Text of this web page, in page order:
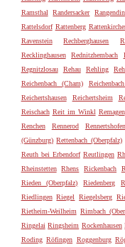
Ramsthal
Randersacker
Rattelsdorf Rattenberg
Ravenstein
Rechberghausen
Recklinghausen
Rednitzhembach
Regnitzlosau
Rehau Rehling
Reichenbach (Cham)
Reichertshausen
Reichertsheim
Reischach Reit im Winkl Remagen
Renchen
Rennerod Rennertshofen
(Günzburg) Rettenbach (Oberpfalz)
Reuth bei Erbendorf Reutlingen
Rheinstetten
Rhens Rickenbach
Rieden (Oberpfalz)
Riedenberg
Riedlingen Riegel Riegelsberg
Rietheim-Weilheim Rimbach
Ringelai Ringsheim Rockenhausen
Roding Röfingen Roggenburg